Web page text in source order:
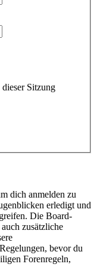
Sitzung
dich anmelden zu
erledigt und
Die Board-
zusätzliche
bevor du
Forenregeln,